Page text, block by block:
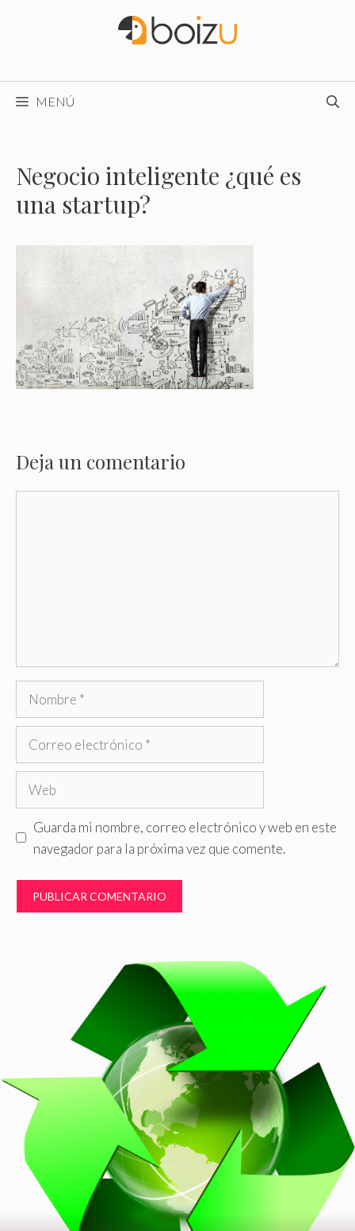
MENÚ
Negocio inteligente ¿qué es
una startup?
Deja un comentario
Nombre
Correo
Web
Guarda mi nombre, correo electrónico y web en este
navegador para la próxima vez que comente.